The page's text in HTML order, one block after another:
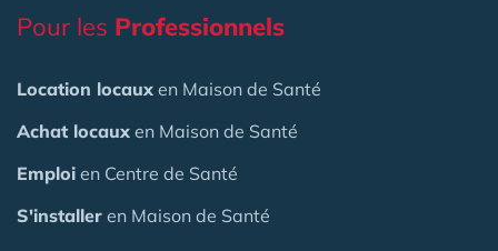
Pour les Professionnels
Location locaux en Maison de Santé
Achat locaux en Maison de Santé
Emploi en Centre de Santé
S'installer en Maison de Santé